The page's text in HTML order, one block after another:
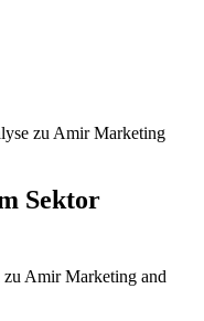
zu Amir Marketing
Sektor
Amir Marketing and